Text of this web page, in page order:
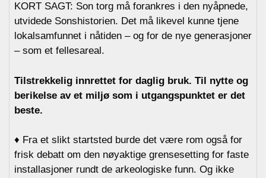
KORT SAGT: Son torg må forankres i den nyåpnede,
utvidede Sonshistorien. Det må likevel kunne tjene
lokalsamfunnet i nåtiden – og for de nye generasjoner
– som et fellesareal.
Tilstrekkelig innrettet for daglig bruk. Til nytte og
berikelse av et miljø som i utgangspunktet er det
beste.
♦ Fra et slikt startsted burde det være rom også for
frisk debatt om den nøyaktige grensesetting for faste
installasjoner rundt de arkeologiske funn. Og ikke